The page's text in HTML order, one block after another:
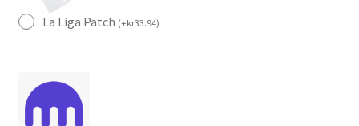
La Liga Patch (+kr33.94)